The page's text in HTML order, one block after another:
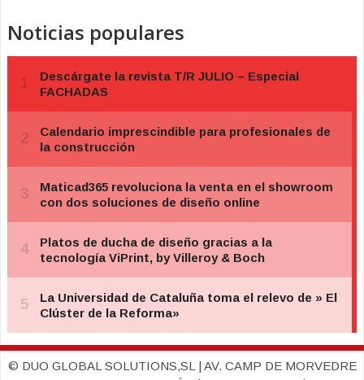
Noticias populares
© DUO GLOBAL SOLUTIONS,SL | AV. CAMP DE MORVEDRE